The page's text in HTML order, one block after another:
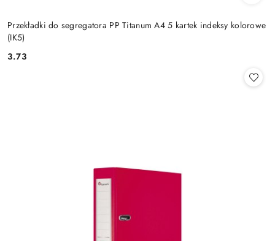
Przekładki do segregatora PP Titanum A4 5 kartek indeksy kolorowe
(IK5)
Cena:
3.73